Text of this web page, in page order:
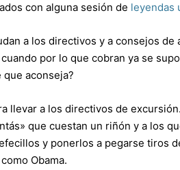
con alguna sesión de leyendas
a los directivos y a consejos
por lo que cobran ya se
aconseja?
llevar a los directivos de
que cuestan un riñón y a los
y ponerlos a pegarse tiros
Obama.